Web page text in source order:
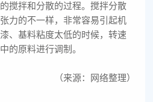
拌和分散的过程。搅拌分散
力的不一样，非常容易引起机
、基料粘度太低的时候，转速
的原料进行调制。
（来源：网络整理）